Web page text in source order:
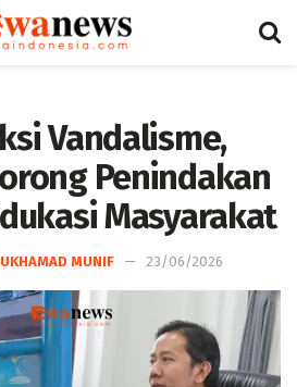
Vandalisme,
Penindakan
Masyarakat
MUNIF 23/06/2026